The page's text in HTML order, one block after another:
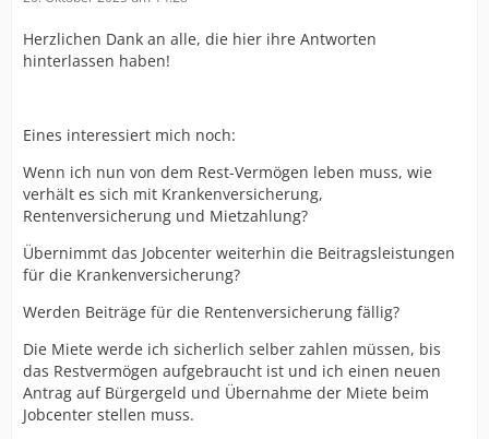
Herzlichen Dank an alle, die hier ihre Antworten
hinterlassen haben!
Eines interessiert mich noch:
Wenn ich nun von dem Rest-Vermögen leben muss, wie
verhält es sich mit Krankenversicherung,
Rentenversicherung und Mietzahlung?
Übernimmt das Jobcenter weiterhin die Beitragsleistungen
für die Krankenversicherung?
Werden Beiträge für die Rentenversicherung fällig?
Die Miete werde ich sicherlich selber zahlen müssen, bis
das Restvermögen aufgebraucht ist und ich einen neuen
Antrag auf Bürgergeld und Übernahme der Miete beim
Jobcenter stellen muss.